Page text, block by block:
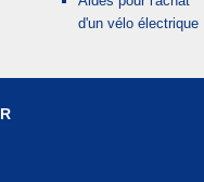
d'un vélo électrique